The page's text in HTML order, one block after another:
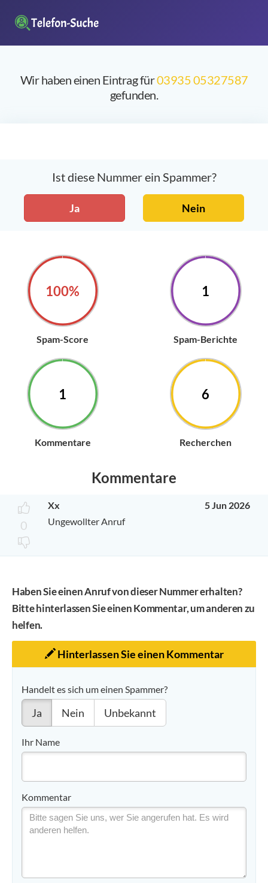
Wir haben einen Eintrag für03935 05327587
gefunden.
Ist diese Nummer ein Spammer?
Ja Nein
100%
Spam-Score
1
Spam-Berichte
1
Kommentare
6
Recherchen
Kommentare
0
Xx
5 Jun 2026
Ungewollter Anruf
Haben Sie einen Anruf von dieser Nummer erhalten?
Bitte hinterlassen Sie einen Kommentar, um anderen zu
helfen.
Hinterlassen Sie einen Kommentar
Handelt es sich um einen Spammer?
Ja Nein Unbekannt
Ihr Name
Kommentar